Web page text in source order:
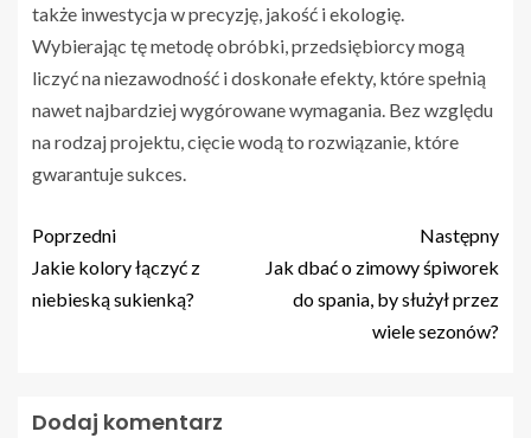
także inwestycja w precyzję, jakość i ekologię.
Wybierając tę metodę obróbki, przedsiębiorcy mogą
liczyć na niezawodność i doskonałe efekty, które spełnią
nawet najbardziej wygórowane wymagania. Bez względu
na rodzaj projektu, cięcie wodą to rozwiązanie, które
gwarantuje sukces.
Poprzedni
Jakie kolory łączyć z
niebieską sukienką?
Następny
Jak dbać o zimowy śpiworek
do spania, by służył przez
wiele sezonów?
Dodaj komentarz